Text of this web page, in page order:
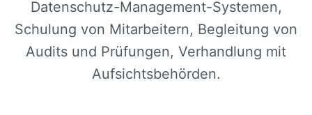
Datenschutz-Management-Systemen,
Schulung von Mitarbeitern, Begleitung von
Audits und Prüfungen, Verhandlung mit
Aufsichtsbehörden.